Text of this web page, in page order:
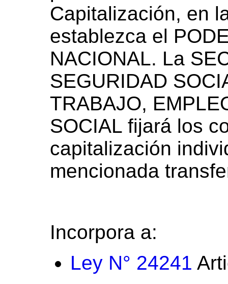
Capitalización, en
establezca el
NACIONAL. La
SEGURIDAD
TRABAJO,
SOCIAL fijará los
capitalización
mencionada
Incorpora a:
Ley N° 24241